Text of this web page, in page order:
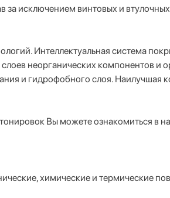
исключением винтовых и
Интеллектуальная система
неорганических компонентов и
и гидрофобного слоя. Наилучшая
Вы можете ознакомиться в
химические и термические